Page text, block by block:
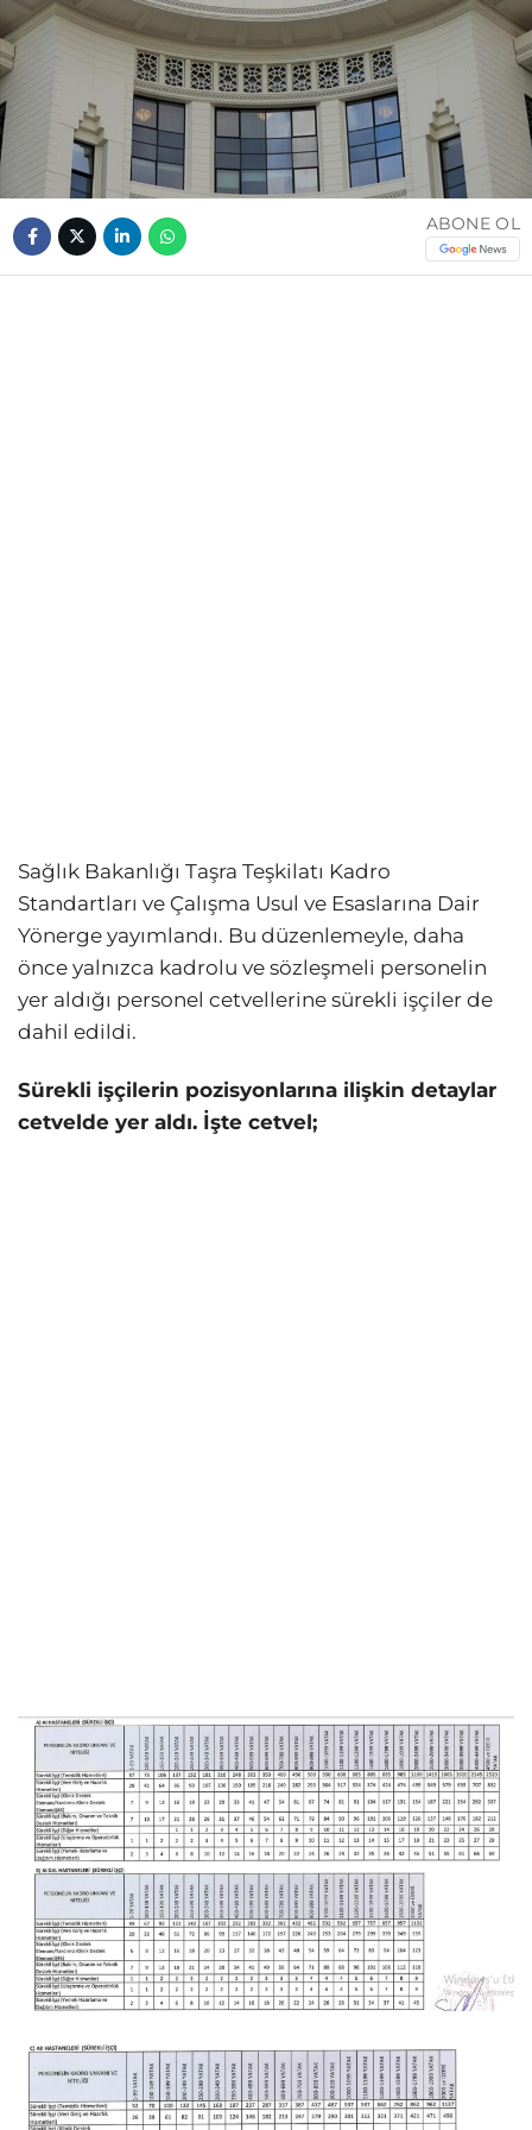
ABONE OL
Sağlık Bakanlığı Taşra Teşkilatı Kadro
Standartları ve Çalışma Usul ve Esaslarına Dair
Yönerge yayımlandı. Bu düzenlemeyle, daha
önce yalnızca kadrolu ve sözleşmeli personelin
yer aldığı personel cetvellerine sürekli işçiler de
dahil edildi.
Sürekli işçilerin pozisyonlarına ilişkin detaylar
cetvelde yer aldı. İşte cetvel;